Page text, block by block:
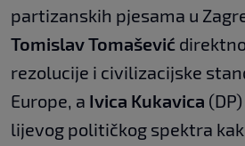
partizanskih pjesama u
Tomislav Tomašević
rezolucije i civilizacijske
Europe, a Ivica Kukavica
lijevog političkog spektra